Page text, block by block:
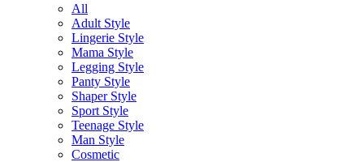
All
Adult Style
Lingerie Style
Mama Style
Legging Style
Panty Style
Shaper Style
Sport Style
Teenage Style
Man Style
Cosmetic